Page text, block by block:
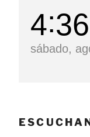
4 36
sábado,